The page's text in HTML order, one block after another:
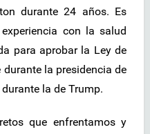
durante 24 años. Es
con la salud
para aprobar la Ley de
la presidencia de
la de Trump.
que enfrentamos y